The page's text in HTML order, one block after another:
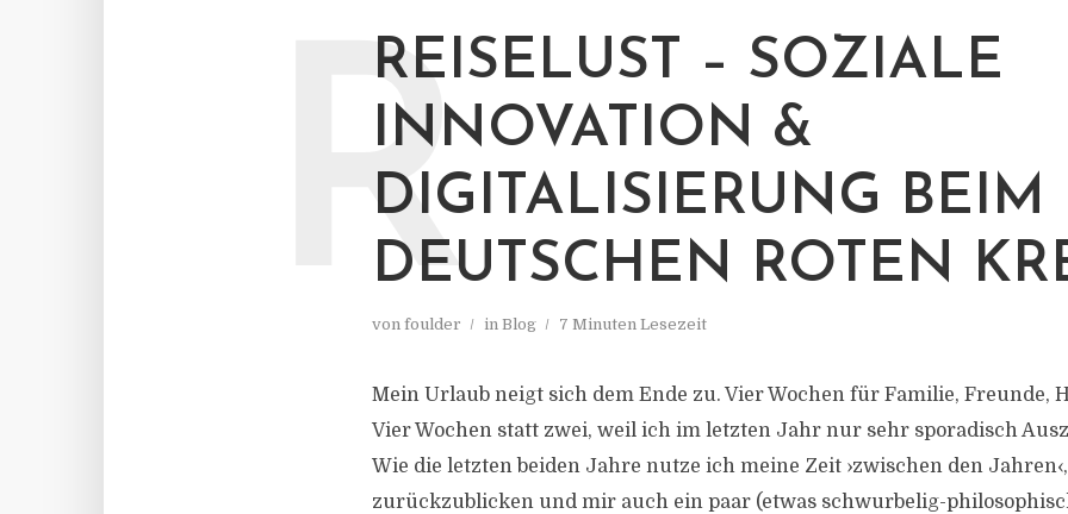
REISELUST – SOZIALE
INNOVATION &
DIGITALISIERUNG BEIM
DEUTSCHEN ROTEN
von foulder in Blog 7 Minuten Lesezeit
R
Mein Urlaub neigt sich dem Ende zu. Vier Wochen für Familie, Freunde,
Vier Wochen statt zwei, weil ich im letzten Jahr nur sehr sporadisch
Wie die letzten beiden Jahre nutze ich meine Zeit ›zwischen den
zurückzublicken und mir auch ein paar (etwas schwurbelig-